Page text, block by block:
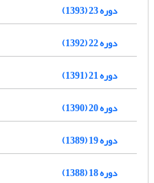
دوره 23 (1393)
دوره 22 (1392)
دوره 21 (1391)
دوره 20 (1390)
دوره 19 (1389)
دوره 18 (1388)